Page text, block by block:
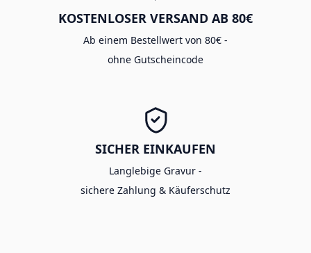
KOSTENLOSER VERSAND AB 80€
Ab einem Bestellwert von 80€ -
ohne Gutscheincode
SICHER EINKAUFEN
Langlebige Gravur -
sichere Zahlung & Käuferschutz